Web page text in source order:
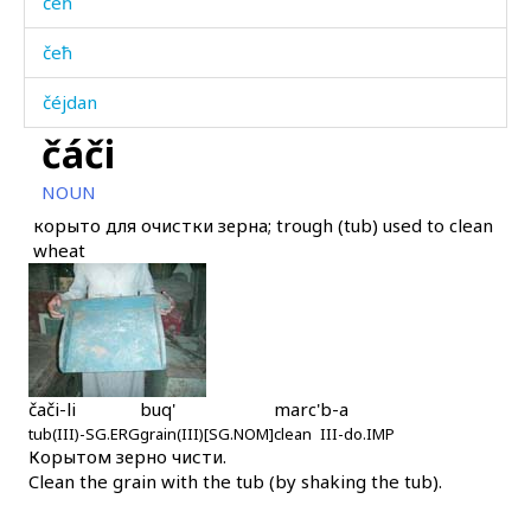
čeħ
čéjdan
čéħla
čij
čiják'o
čijtːen hóti
čiláw
čilí
čilínokɬ'
čáči
NOUN
корыто для очистки зерна; trough (tub) used to clean
wheat
čači-li
tub(III)-SG.ERG
buq'
grain(III)[SG.NOM]
marc'
clean
b-a
III-do.IMP
Корытом зерно чисти.
Clean the grain with the tub (by shaking the tub).